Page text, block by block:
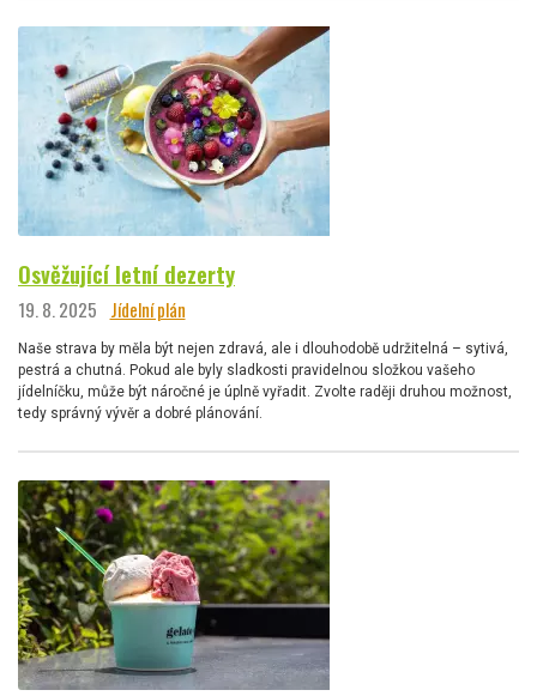
Osvěžující letní dezerty
19. 8. 2025 Jídelní plán
Naše strava by měla být nejen zdravá, ale i dlouhodobě udržitelná – sytivá,
pestrá a chutná. Pokud ale byly sladkosti pravidelnou složkou vašeho
jídelníčku, může být náročné je úplně vyřadit. Zvolte raději druhou možnost,
tedy správný vývěr a dobré plánování.